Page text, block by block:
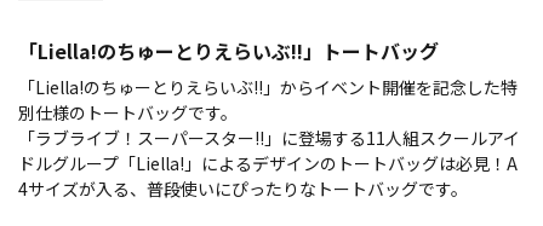
「Liella!のちゅーとりえらいぶ!!」トートバッグ
「Liella!のちゅーとりえらいぶ!!」からイベント開催を記念した特
別仕様のトートバッグです。
「ラブライブ！スーパースター!!」に登場する11人組スクールアイ
ドルグループ「Liella!」によるデザインのトートバッグは必見！A
4サイズが入る、普段使いにぴったりなトートバッグです。